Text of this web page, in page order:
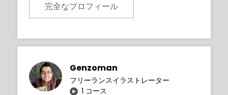
完全なプロフィール
Genzoman
フリーランスイラストレーター
1 コース